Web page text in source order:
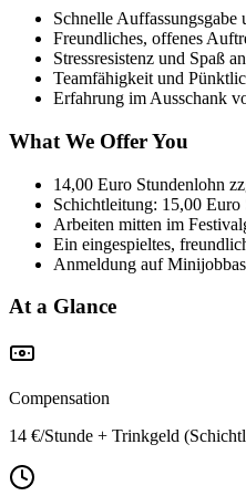
Schnelle Auffassungsgabe
Freundliches, offenes
Stressresistenz und Spaß
Teamfähigkeit und
Erfahrung im Ausschank
What We Offer You
14,00 Euro Stundenlohn
Schichtleitung: 15,00
Arbeiten mitten im
Ein eingespieltes,
Anmeldung auf
At a Glance
Compensation
14 €/Stunde + Trinkgeld